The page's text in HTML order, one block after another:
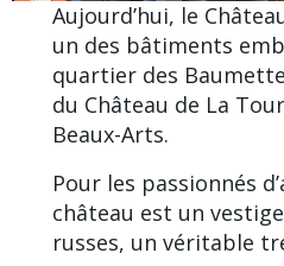
Aujourd’hui, le
un des bâtiments
quartier des
du Château de La
Beaux-Arts.
Pour les passionnés
château est un
russes, un véritable